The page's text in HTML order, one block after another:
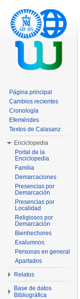
Página principal
Cambios recientes
Cronología
Efemérides
Textos de Calasanz
Enciclopedia
Portal de la
Enciclopedia
Familia
Demarcaciones
Presencias por
Demarcación
Presencias por
Localidad
Religiosos por
Demarcación
Bienhechores
Exalumnos
Personas en general
Apartados
Relatos
Base de datos
Bibliográfica